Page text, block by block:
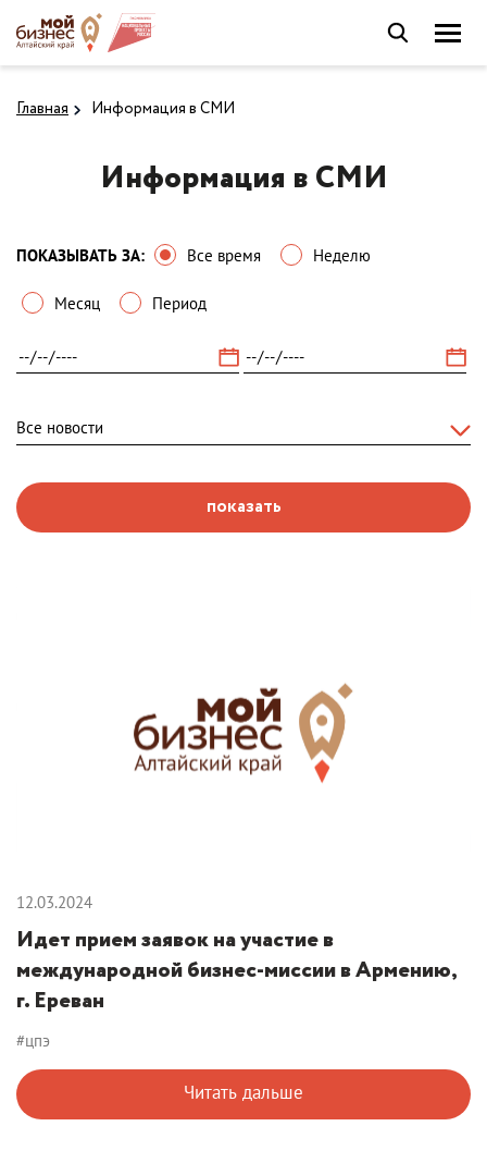
Главная Информация в СМИ
Информация в СМИ
ПОКАЗЫВАТЬ ЗА: Все время Неделю
Месяц Период
показать
12.03.2024
Идет прием заявок на участие в
международной бизнес-миссии в Армению,
г. Ереван
#цпэ
Читать дальше